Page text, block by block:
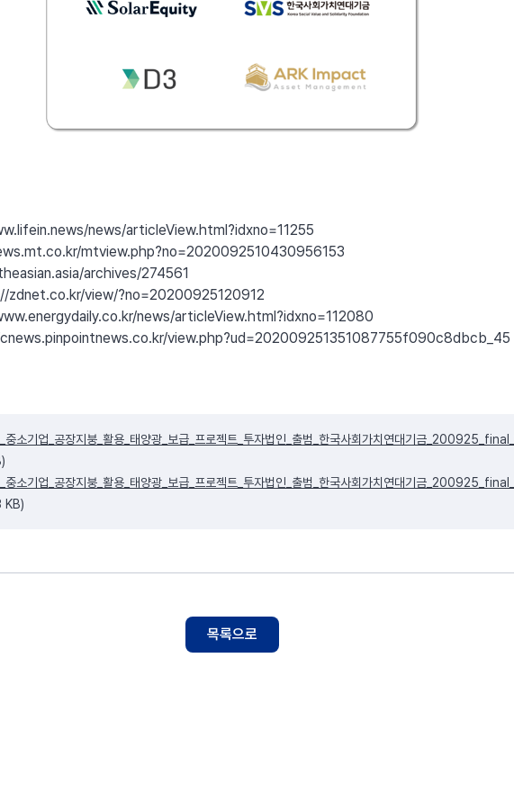
news/articleView.html?idxno=11255
mtview.php?no=2020092510430956153
archives/274561
zdnet.co.kr/view/?no=20200925120912
news/articleView.html?idxno=112080
view.php?ud=202009251351087755f090c8dbcb_45
중소기업_공장지붕_활용_태양광_보급_프로젝트_투자법인_출범_한국사회가치연대기금
중소기업_공장지붕_활용_태양광_보급_프로젝트_투자법인_출범_한국사회가치연대기금
KB)
목록으로